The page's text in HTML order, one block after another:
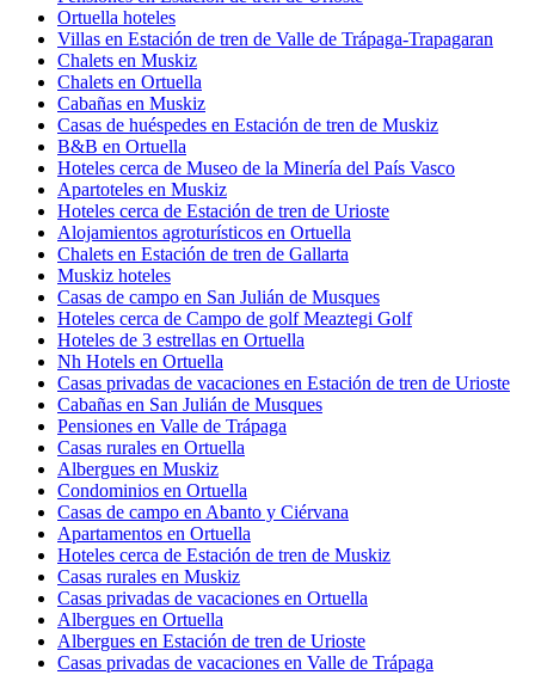
Ortuella hoteles
Villas en Estación de tren de Valle de Trápaga-Trapagaran
Chalets en Muskiz
Chalets en Ortuella
Cabañas en Muskiz
Casas de huéspedes en Estación de tren de Muskiz
B&B en Ortuella
Hoteles cerca de Museo de la Minería del País Vasco
Apartoteles en Muskiz
Hoteles cerca de Estación de tren de Urioste
Alojamientos agroturísticos en Ortuella
Chalets en Estación de tren de Gallarta
Muskiz hoteles
Casas de campo en San Julián de Musques
Hoteles cerca de Campo de golf Meaztegi Golf
Hoteles de 3 estrellas en Ortuella
Nh Hotels en Ortuella
Casas privadas de vacaciones en Estación de tren de Urioste
Cabañas en San Julián de Musques
Pensiones en Valle de Trápaga
Casas rurales en Ortuella
Albergues en Muskiz
Condominios en Ortuella
Casas de campo en Abanto y Ciérvana
Apartamentos en Ortuella
Hoteles cerca de Estación de tren de Muskiz
Casas rurales en Muskiz
Casas privadas de vacaciones en Ortuella
Albergues en Ortuella
Albergues en Estación de tren de Urioste
Casas privadas de vacaciones en Valle de Trápaga